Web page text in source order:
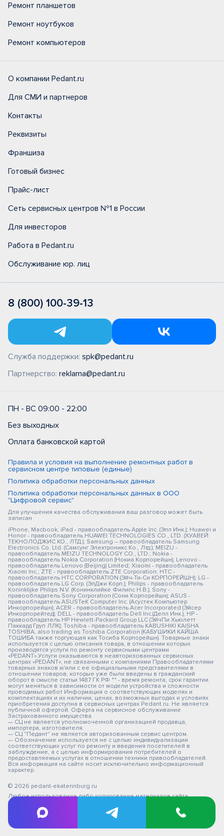
Ремонт планшетов
Ремонт ноутбуков
Ремонт компьютеров
О компании Pedant.ru
Для СМИ и партнеров
Контакты
Реквизиты
Франшиза
Готовый бизнес
Прайс-лист
Сеть сервисных центров №1 в России
Для инвесторов
Работа в Pedant.ru
Обслуживание юр. лиц
8 (800) 100-39-13
Служба поддержки: spk@pedant.ru
Партнерство: reklama@pedant.ru
ПН - ВС 09:00 - 22:00
Без выходных
Оплата банковской картой
Правила и условия на выполнение ремонтных работ в
сервисном центре типовые (единые)
Политика обработки персональных данных
Политика обработки персональных данных в ООО
"Цифровой сервис"
Для улучшения качества обслуживания ваш разговор может быть
записан
iPhone, Macbook, iPad - правообладатель Apple Inc. (Эпл Инк.); Huawei и
Honor - правообладатель HUAWEI TECHNOLOGIES CO., LTD. (ХУАВЕЙ
ТЕКНОЛОДЖИС КО., ЛТД.); Samsung – правообладатель Samsung
Electronics Co. Ltd. (Самсунг Электроникс Ко., Лтд.); MEIZU -
правообладатель MEIZU TECHNOLOGY CO., LTD.; Nokia -
правообладатель Nokia Corporation (Нокиа Корпорейшн); Lenovo -
правообладатель Lenovo (Beijing) Limited; Xiaomi - правообладатель
Xiaomi Inc.; ZTE - правообладатель ZTE Corporation; HTC -
правообладатель HTC CORPORATION (Эйч-Ти-Си КОРПОРЕЙШН); LG -
правообладатель LG Corp. (ЭлДжи Корп.); Philips - правообладатель
Koninklijke Philips N.V. (Конинклийке Филипс Н.В.); Sony -
правообладатель Sony Corporation (Сони Корпорейшн); ASUS -
правообладатель ASUSTeK Computer Inc. (Асустек Компьютер
Инкорпорейшн); ACER - правообладатель Acer Incorporated (Эйсер
Инкорпорейтед); DELL - правообладатель Dell Inc.(Делл Инк.); HP -
правообладатель HP Hewlett-Packard Group LLC (ЭйчПи Хьюлетт
Паккард Груп ЛЛК); Toshiba - правообладатель KABUSHIKI KAISHA
TOSHIBA, also trading as Toshiba Corporation (КАБУШИКИ КАЙША
ТОШИБА также торгующая как Тосиба Корпорейшн). Товарные знаки
используется с целью описания товара, в отношении которых
производятся услуги по ремонту сервисными центрами
«PEDANT».Услуги оказываются в неавторизованных сервисных
центрах «PEDANT», не связанными с компаниями Правообладателями
товарных знаков и/или с ее официальными представителями в
отношении товаров, которые уже были введены в гражданский
оборот в смысле статьи 1487 ГК РФ ** - время ремонта, срок гарантии
могут меняться в зависимости от модели устройства и сложности
проводимых работ Информация о соответствующих моделях и
комплектациях и их наличии, ценах, возможных выгодах и условиях
приобретения доступна в сервисных центрах Pedant.ru. Не является
публичной офертой. Оферта на сервисное обслуживание
Застрахованного имущества
— СЦ не является уполномоченной организацией продавца,
импортера, изготовителя.
— СЦ "Педант" не является авторизованным сервис центром.
— Обозначение используется не с целью индивидуализации
соответствующих услуг по ремонту и введения посетителей в
заблуждение, а с целью информирования потребителей о
предоставляемых услугах в отношении техники правообладателей.
Вся информация на сайте носит исключительно информационный
характер.
© 2026 pedant-ekaterinburg.ru
Любое использование либо копирование материалов сайта,
элементов дизайна и оформления не допускается.